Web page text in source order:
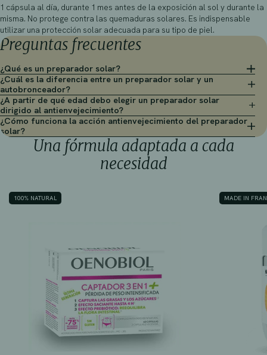
1 cápsula al día, durante 1 mes antes de la exposición al sol y durante la
misma. No protege contra las quemaduras solares. Es indispensable
utilizar una protección solar adecuada para su tipo de piel.
Preguntas frecuentes
¿Qué es un preparador solar?
¿Cuál es la diferencia entre un preparador solar y un
autobronceador?
¿A partir de qué edad debo elegir un preparador solar
dirigido al antienvejecimiento?
¿Cómo funciona la acción antienvejecimiento del preparador
solar?
Una fórmula adaptada a cada
necesidad
100% NATURAL MADE IN